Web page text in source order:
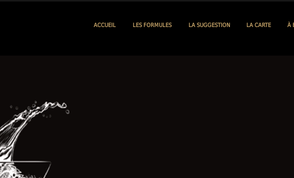
ACCUEIL LES FORMULES LA SUGGESTION LA CARTE À